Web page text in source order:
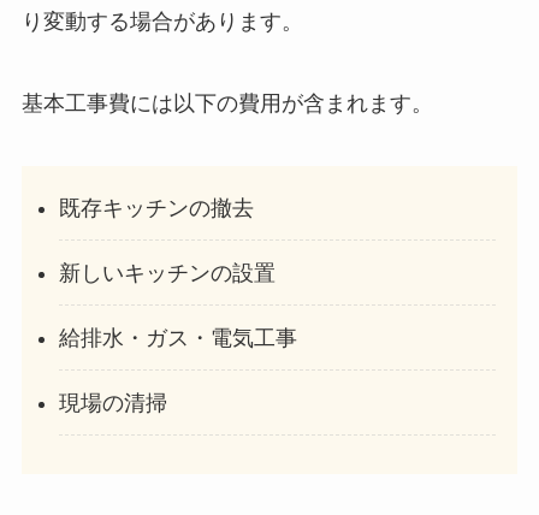
り変動する場合があります。
基本工事費には以下の費用が含まれます。
既存キッチンの撤去
新しいキッチンの設置
給排水・ガス・電気工事
現場の清掃